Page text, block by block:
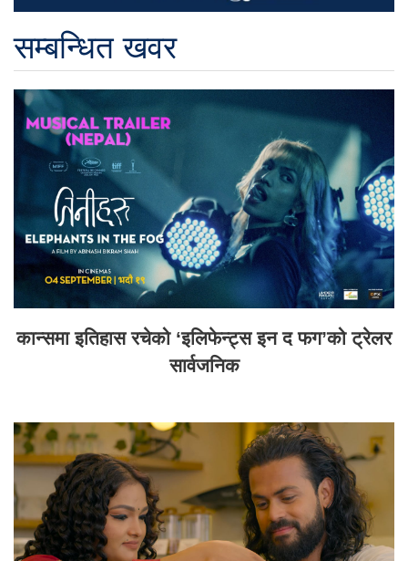
सम्बन्धित खवर
कान्समा इतिहास रचेको ‘इलिफेन्ट्स इन द फग’को ट्रेलर
सार्वजनिक